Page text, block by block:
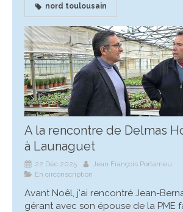
nord toulousain
A la rencontre de Delmas
à Launaguet
22 Déc 2025
Jean François Portarrieu
En circonscription
Avant Noêl, j'ai rencontré Jean-
gérant avec son épouse de la PME